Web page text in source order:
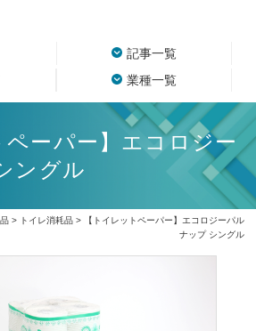
記事一覧
業種一覧
ペーパー】エコロジー
ングル
> トイレ消耗品> 【トイレットペーパー】エコロジーパル
ナップ シングル